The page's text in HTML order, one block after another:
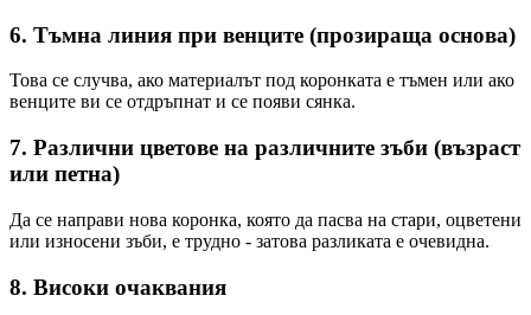
6. Тъмна линия при венците (прозираща основа)
Това се случва, ако материалът под коронката е тъмен или ако
венците ви се отдръпнат и се появи сянка.
7. Различни цветове на различните зъби (възраст
или петна)
Да се направи нова коронка, която да пасва на стари, оцветени
или износени зъби, е трудно - затова разликата е очевидна.
8. Високи очаквания